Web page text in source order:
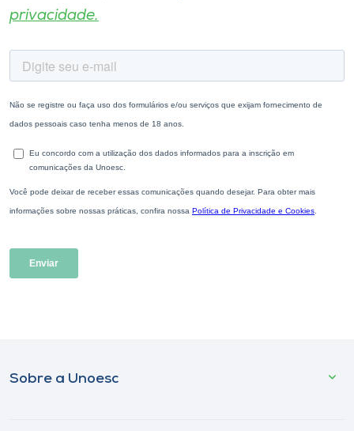
privacidade.
Sobre a Unoesc